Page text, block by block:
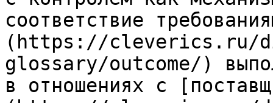
соответствие
(https://cleverics.ru/
glossary/outcome/)
в отношениях с